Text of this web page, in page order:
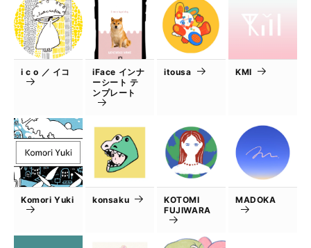
i c o ／ イコ
iFace インナ
ーシート テ
ンプレート
itousa KMI
Komori Yuki konsaku
KOTOMI
FUJIWARA
MADOKA